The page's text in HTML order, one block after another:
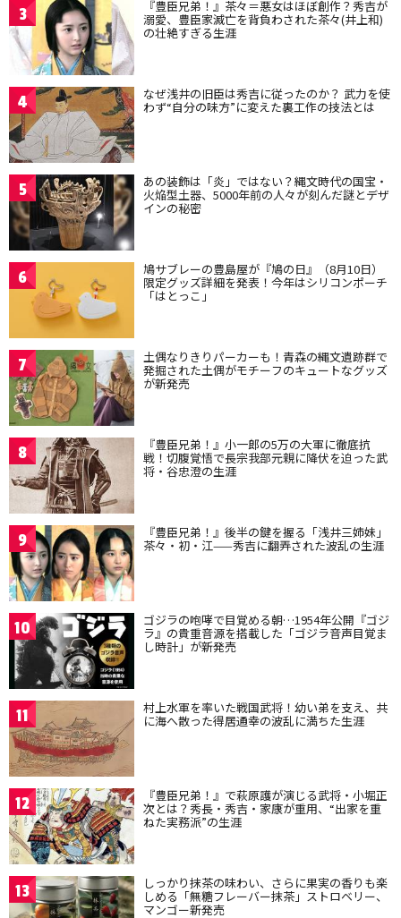
3 『豊臣兄弟！』茶々＝悪女はほぼ創作？秀吉が
溺愛、豊臣家滅亡を背負わされた茶々(井上和)
の壮絶すぎる生涯
4 なぜ浅井の旧臣は秀吉に従ったのか？ 武力を使
わず“自分の味方”に変えた裏工作の技法とは
5 あの装飾は「炎」ではない？縄文時代の国宝・
火焔型土器、5000年前の人々が刻んだ謎とデザ
インの秘密
6 鳩サブレーの豊島屋が『鳩の日』（8月10日）
限定グッズ詳細を発表！今年はシリコンポーチ
「はとっこ」
7 土偶なりきりパーカーも！青森の縄文遺跡群で
発掘された土偶がモチーフのキュートなグッズ
が新発売
8 『豊臣兄弟！』小一郎の5万の大軍に徹底抗
戦！切腹覚悟で長宗我部元親に降伏を迫った武
将・谷忠澄の生涯
9 『豊臣兄弟！』後半の鍵を握る「浅井三姉妹」
茶々・初・江——秀吉に翻弄された波乱の生涯
10 ゴジラの咆哮で目覚める朝…1954年公開『ゴジ
ラ』の貴重音源を搭載した「ゴジラ音声目覚ま
し時計」が新発売
11 村上水軍を率いた戦国武将！幼い弟を支え、共
に海へ散った得居通幸の波乱に満ちた生涯
12 『豊臣兄弟！』で萩原護が演じる武将・小堀正
次とは？秀長・秀吉・家康が重用、“出家を重
ねた実務派”の生涯
13 しっかり抹茶の味わい、さらに果実の香りも楽
しめる「無糖フレーバー抹茶」ストロベリー、
マンゴー新発売